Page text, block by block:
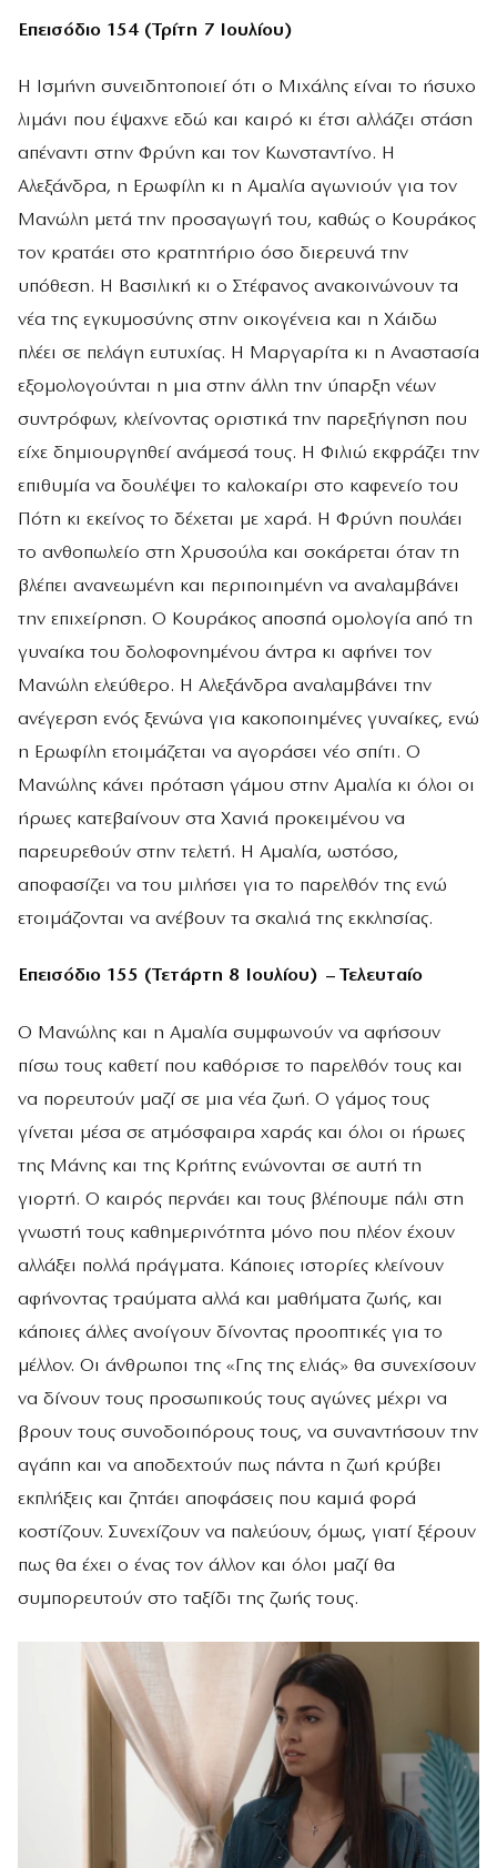
Επεισόδιο 154 (Τρίτη 7 Ιουλίου)
Η Ισμήνη συνειδητοποιεί ότι ο Μιχάλης είναι το ήσυχο
λιμάνι που έψαχνε εδώ και καιρό κι έτσι αλλάζει στάση
απέναντι στην Φρύνη και τον Κωνσταντίνο. Η
Αλεξάνδρα, η Ερωφίλη κι η Αμαλία αγωνιούν για τον
Μανώλη μετά την προσαγωγή του, καθώς ο Κουράκος
τον κρατάει στο κρατητήριο όσο διερευνά την
υπόθεση. Η Βασιλική κι ο Στέφανος ανακοινώνουν τα
νέα της εγκυμοσύνης στην οικογένεια και η Χάιδω
πλέει σε πελάγη ευτυχίας. Η Μαργαρίτα κι η Αναστασία
εξομολογούνται η μια στην άλλη την ύπαρξη νέων
συντρόφων, κλείνοντας οριστικά την παρεξήγηση που
είχε δημιουργηθεί ανάμεσά τους. Η Φιλιώ εκφράζει την
επιθυμία να δουλέψει το καλοκαίρι στο καφενείο του
Πότη κι εκείνος το δέχεται με χαρά. Η Φρύνη πουλάει
το ανθοπωλείο στη Χρυσούλα και σοκάρεται όταν τη
βλέπει ανανεωμένη και περιποιημένη να αναλαμβάνει
την επιχείρηση. Ο Κουράκος αποσπά ομολογία από τη
γυναίκα του δολοφονημένου άντρα κι αφήνει τον
Μανώλη ελεύθερο. Η Αλεξάνδρα αναλαμβάνει την
ανέγερση ενός ξενώνα για κακοποιημένες γυναίκες, ενώ
η Ερωφίλη ετοιμάζεται να αγοράσει νέο σπίτι. Ο
Μανώλης κάνει πρόταση γάμου στην Αμαλία κι όλοι οι
ήρωες κατεβαίνουν στα Χανιά προκειμένου να
παρευρεθούν στην τελετή. Η Αμαλία, ωστόσο,
αποφασίζει να του μιλήσει για το παρελθόν της ενώ
ετοιμάζονται να ανέβουν τα σκαλιά της εκκλησίας.
Επεισόδιο 155 (Τετάρτη 8 Ιουλίου) – Τελευταίο
Ο Μανώλης και η Αμαλία συμφωνούν να αφήσουν
πίσω τους καθετί που καθόρισε το παρελθόν τους και
να πορευτούν μαζί σε μια νέα ζωή. Ο γάμος τους
γίνεται μέσα σε ατμόσφαιρα χαράς και όλοι οι ήρωες
της Μάνης και της Κρήτης ενώνονται σε αυτή τη
γιορτή. Ο καιρός περνάει και τους βλέπουμε πάλι στη
γνωστή τους καθημερινότητα μόνο που πλέον έχουν
αλλάξει πολλά πράγματα. Κάποιες ιστορίες κλείνουν
αφήνοντας τραύματα αλλά και μαθήματα ζωής, και
κάποιες άλλες ανοίγουν δίνοντας προοπτικές για το
μέλλον. Οι άνθρωποι της «Γης της ελιάς» θα συνεχίσουν
να δίνουν τους προσωπικούς τους αγώνες μέχρι να
βρουν τους συνοδοιπόρους τους, να συναντήσουν την
αγάπη και να αποδεχτούν πως πάντα η ζωή κρύβει
εκπλήξεις και ζητάει αποφάσεις που καμιά φορά
κοστίζουν. Συνεχίζουν να παλεύουν, όμως, γιατί ξέρουν
πως θα έχει ο ένας τον άλλον και όλοι μαζί θα
συμπορευτούν στο ταξίδι της ζωής τους.